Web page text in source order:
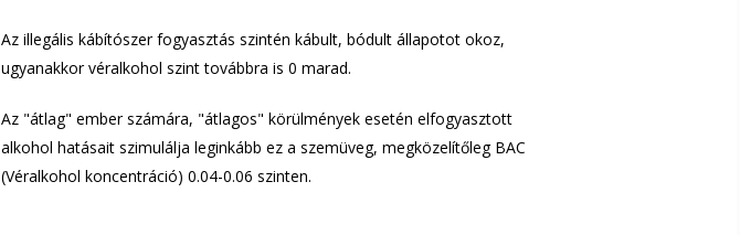
Az illegális kábítószer fogyasztás szintén kábult, bódult állapotot okoz,
ugyanakkor véralkohol szint továbbra is 0 marad.
Az "átlag" ember számára, "átlagos" körülmények esetén elfogyasztott
alkohol hatásait szimulálja leginkább ez a szemüveg, megközelítőleg BAC
(Véralkohol koncentráció) 0.04-0.06 szinten.